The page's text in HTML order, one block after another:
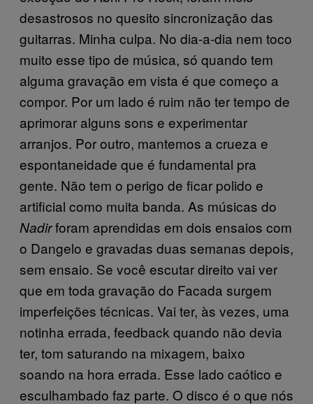
desastrosos no quesito sincronização das
guitarras. Minha culpa. No dia-a-dia nem toco
muito esse tipo de música, só quando tem
alguma gravação em vista é que começo a
compor. Por um lado é ruim não ter tempo de
aprimorar alguns sons e experimentar
arranjos. Por outro, mantemos a crueza e
espontaneidade que é fundamental pra
gente. Não tem o perigo de ficar polido e
artificial como muita banda. As músicas do
Nadirforam aprendidas em dois ensaios com
o Dangelo e gravadas duas semanas depois,
sem ensaio. Se você escutar direito vai ver
que em toda gravação do Facada surgem
imperfeições técnicas. Vai ter, às vezes, uma
notinha errada, feedback quando não devia
ter, tom saturando na mixagem, baixo
soando na hora errada. Esse lado caótico e
esculhambado faz parte. O disco é o que nós